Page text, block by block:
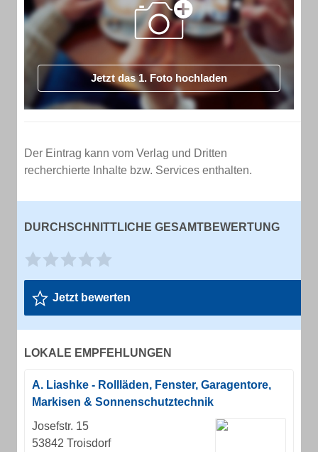
Jetzt das 1. Foto hochladen
Der Eintrag kann vom Verlag und Dritten
recherchierte Inhalte bzw. Services enthalten.
DURCHSCHNITTLICHE GESAMTBEWERTUNG
Jetzt bewerten
LOKALE EMPFEHLUNGEN
A. Liashke - Rollläden, Fenster, Garagentore,
Markisen & Sonnenschutztechnik
Josefstr. 15
53842 Troisdorf